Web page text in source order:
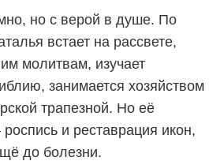
но с верой в душе. По
встает на рассвете,
молитвам, изучает
занимается хозяйством
трапезной. Но её
и реставрация икон,
до болезни.